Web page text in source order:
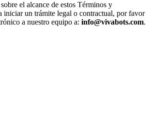
el alcance de estos Términos y
iniciar un trámite legal o contractual, por favor
a nuestro equipo a: info@vivabots.com.